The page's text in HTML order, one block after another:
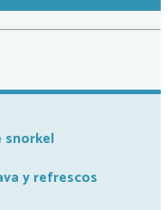
snorkel
y refrescos